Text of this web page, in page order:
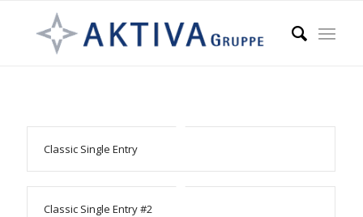
Classic Single Entry
Classic Single Entry #2